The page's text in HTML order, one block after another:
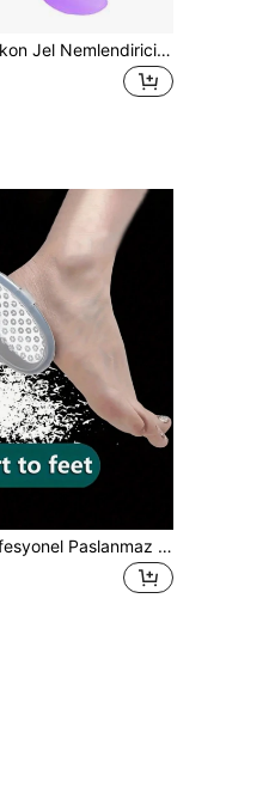
1/3 çift Silikon Jel Nemlendirici Ayak Çorabı, Çatlamayı Önler, Ölü Deriyi Temizler, Koruyucu ve Esnek Ayak Bakım Çorabı
1 adet Profesyonel Paslanmaz Çelik Ayak Fırçası, Nasır Sökücü, Sıçrama Önleyici Tasarım, Ergonomik Sap, Kalın ve İnce Çift Tanecikli Yüzey, Plastik Malzeme, Evde SPA Ayak ve El Bakımı İçin Uygun, Banyo Aksesuarı, Tatil İçin Gerekli